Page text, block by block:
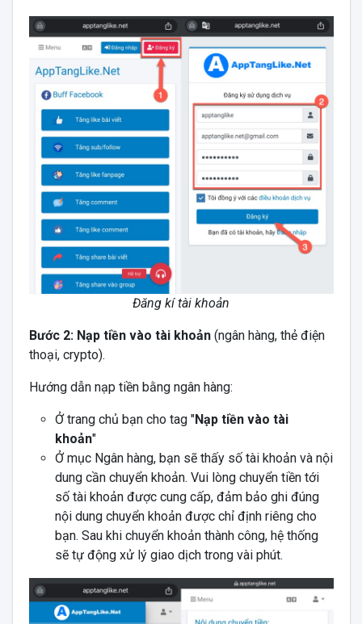
Đăng kí tài khoản
Bước 2: Nạp tiền vào tài khoản (ngân hàng, thẻ điện
thoại, crypto).
Hướng dẫn nạp tiền bằng ngân hàng:
Ở trang chủ bạn cho tag "Nạp tiền vào tài
khoản"
Ở mục Ngân hàng, bạn sẽ thấy số tài khoản và nội
dung cần chuyển khoản. Vui lòng chuyển tiền tới
số tài khoản được cung cấp, đảm bảo ghi đúng
nội dung chuyển khoản được chỉ định riêng cho
bạn. Sau khi chuyển khoản thành công, hệ thống
sẽ tự động xử lý giao dịch trong vài phút.